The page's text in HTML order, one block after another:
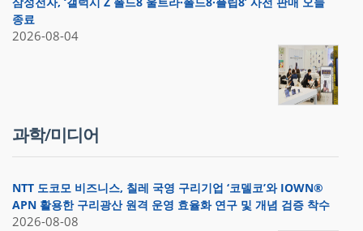
종료
2026-08-04
과학/미디어
NTT 도코모 비즈니스, 칠레 국영 구리기업 ‘코델코’와 IOWN®
APN 활용한 구리광산 원격 운영 효율화 연구 및 개념 검증 착수
2026-08-08